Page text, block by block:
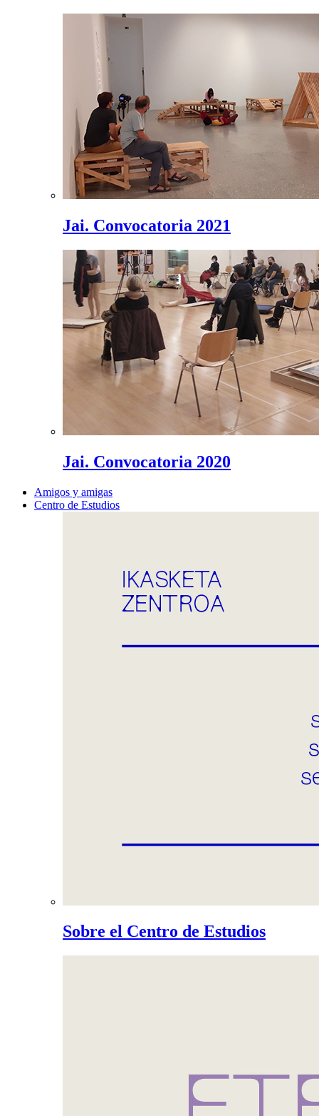
Jai. Convocatoria 2021
Jai. Convocatoria 2020
Amigos y amigas
Centro de Estudios
Sobre el Centro de Estudios